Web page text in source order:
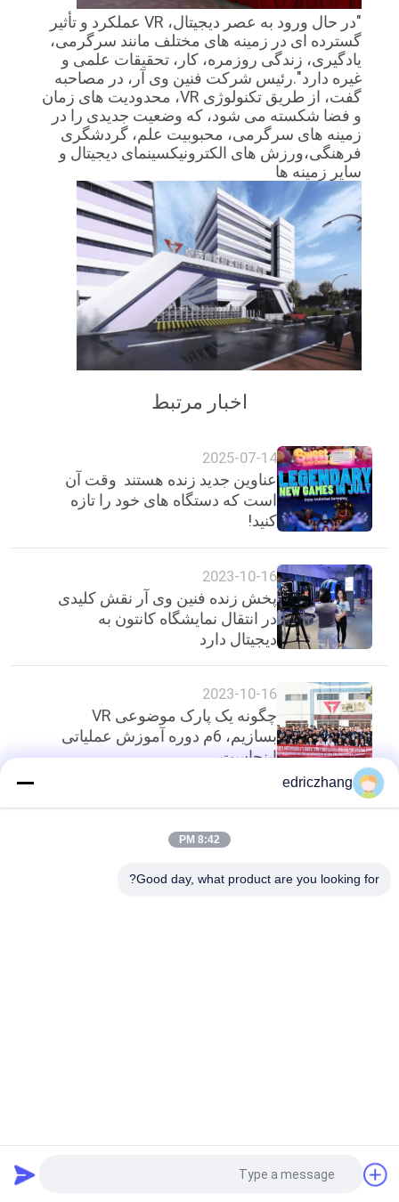
"در حال ورود به عصر دیجیتال، VR عملکرد و تأثیر
گسترده ای در زمینه های مختلف مانند سرگرمی،
یادگیری، زندگی روزمره، کار، تحقیقات علمی و
غیره دارد".رئیس شرکت فنین وی آر، در مصاحبه
گفت، ️از طریق تکنولوژی VR، محدودیت های زمان
و فضا شکسته می شود، که وضعیت جدیدی را در
زمینه های سرگرمی، محبوبیت علم، گردشگری
فرهنگی،ورزش های الکترونیکسینمای دیجیتال و
سایر زمینه ها
اخبار مرتبط
2025-07-14
عناوین جدید زنده هستند ️ وقت آن
است که دستگاه های خود را تازه
کنید!
2023-10-16
پخش زنده فنین وی آر نقش کلیدی
در انتقال نمایشگاه کانتون به
دیجیتال دارد
2023-10-16
چگونه یک پارک موضوعی VR
بسازیم، 6م دوره آموزش عملیاتی
اینجاست
بالا
درخواست نقل قول
edriczhang
8:42 PM
Good day, what product are you looking for?